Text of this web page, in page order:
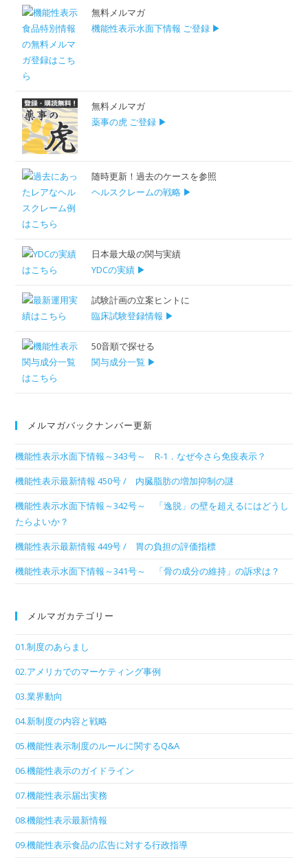
無料メルマガ
機能性表示水面下情報 ご登録 ▶
無料メルマガ
薬事の虎 ご登録 ▶
随時更新！過去のケースを参照
ヘルスクレームの戦略 ▶
日本最大級の関与実績
YDCの実績 ▶
試験計画の立案ヒントに
臨床試験登録情報 ▶
50音順で探せる
関与成分一覧 ▶
メルマガバックナンバー更新
機能性表示水面下情報～343号～ R-1．なぜ今さら免疫表示？
機能性表示最新情報 450号 / 内臓脂肪の増加抑制の謎
機能性表示水面下情報～342号～ 「逸脱」の壁を超えるにはどうし
たらよいか？
機能性表示最新情報 449号 / 胃の負担の評価指標
機能性表示水面下情報～341号～ 「骨の成分の維持」の訴求は？
メルマガカテゴリー
01.制度のあらまし
02.アメリカでのマーケティング事例
03.業界動向
04.新制度の内容と戦略
05.機能性表示制度のルールに関するQ&A
06.機能性表示のガイドライン
07.機能性表示届出実務
08.機能性表示最新情報
09.機能性表示食品の広告に対する行政指導